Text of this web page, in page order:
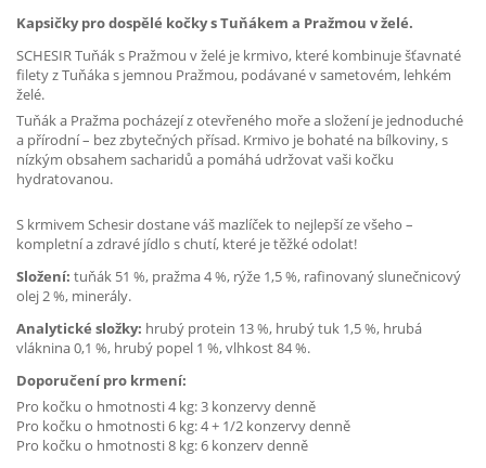
Kapsičky pro dospělé kočky s Tuňákem a Pražmou v želé.
SCHESIR Tuňák s Pražmou v želé je krmivo, které kombinuje šťavnaté
filety z Tuňáka s jemnou Pražmou, podávané v sametovém, lehkém
želé.
Tuňák a Pražma pocházejí z otevřeného moře a složení je jednoduché
a přírodní – bez zbytečných přísad. Krmivo je bohaté na bílkoviny, s
nízkým obsahem sacharidů a pomáhá udržovat vaši kočku
hydratovanou.
S krmivem Schesir dostane váš mazlíček to nejlepší ze všeho –
kompletní a zdravé jídlo s chutí, které je těžké odolat!
Složení: tuňák 51 %, pražma 4 %, rýže 1,5 %, rafinovaný slunečnicový
olej 2 %, minerály.
Analytické složky: hrubý protein 13 %, hrubý tuk 1,5 %, hrubá
vláknina 0,1 %, hrubý popel 1 %, vlhkost 84 %.
Doporučení pro krmení:
Pro kočku o hmotnosti 4 kg: 3 konzervy denně
Pro kočku o hmotnosti 6 kg: 4 + 1/2 konzervy denně
Pro kočku o hmotnosti 8 kg: 6 konzerv denně